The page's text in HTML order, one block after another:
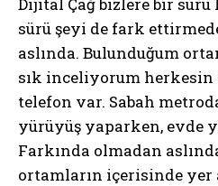
sürü şeyi de fark
aslında. Bulunduğum
sık inceliyorum herkesin
telefon var. Sabah
yürüyüş yaparken, evde
Farkında olmadan
ortamların içerisinde yer